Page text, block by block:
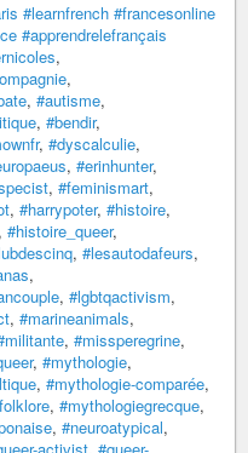
#learnfrench #francesonline
#apprendrelefrançais
,
,
, #autisme,
, #bendir,
, #dyscalculie,
, #erinhunter,
, #feminismart,
, #harrypoter, #histoire,
, #histoire_queer,
, #lesautodafeurs,
,
, #lgbtqactivism,
, #marineanimals,
, #missperegrine,
, #mythologie,
, #mythologie-comparée,
, #mythologiegrecque,
, #neuroatypical,